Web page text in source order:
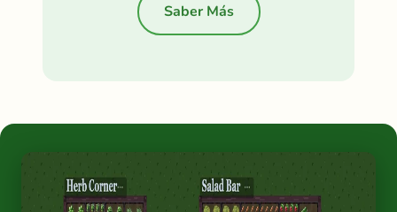
Saber Más